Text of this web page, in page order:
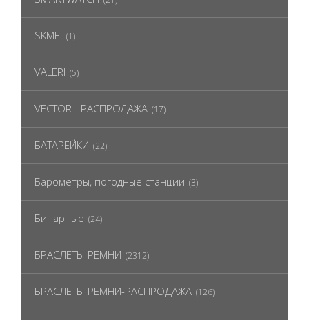
SKMEI (1)
VALERI (5)
VECTOR - РАСПРОДАЖА (17)
БАТАРЕЙКИ (22)
Барометры, погодные станции (3)
Бинарные (24)
БРАСЛЕТЫ РЕМНИ (2312)
БРАСЛЕТЫ РЕМНИ-РАСПРОДАЖА (126)